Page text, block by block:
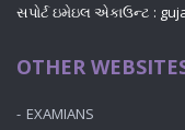
સપોર્ટ ઇમેઇલ એકાઉન્ટ :
OTHER
EXAMIANS